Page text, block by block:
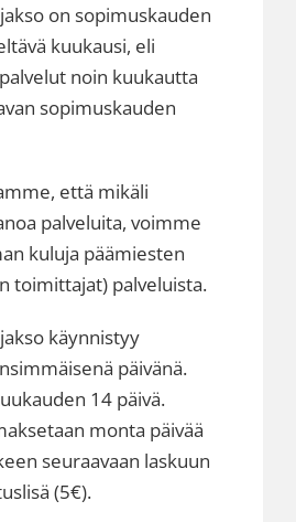
on sopimuskauden
kuukausi, eli
noin kuukautta
sopimuskauden
että mikäli
palveluita, voimme
kuluja päämiesten
toimittajat) palveluista.
käynnistyy
päivänä.
14 päivä.
monta päivää
seuraavaan laskuun
(5€).